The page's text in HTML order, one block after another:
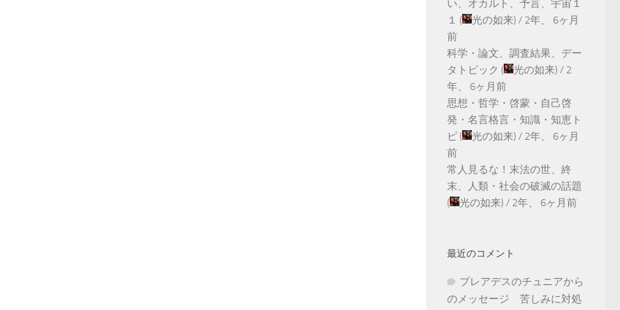
い、オカルト、予言、宇宙１
１ ( 光の如来) / 2年、 6ヶ月
前
科学・論文、調査結果、デー
タトピック ( 光の如来) / 2
年、 6ヶ月前
思想・哲学・啓蒙・自己啓
発・名言格言・知識・知恵ト
ピ ( 光の如来) / 2年、 6ヶ月
前
常人見るな！末法の世、終
末、人類・社会の破滅の話題
(
光の如来) / 2年、 6ヶ月前
最近のコメント
プレアデスのチュニアから
のメッセージ 苦しみに対処